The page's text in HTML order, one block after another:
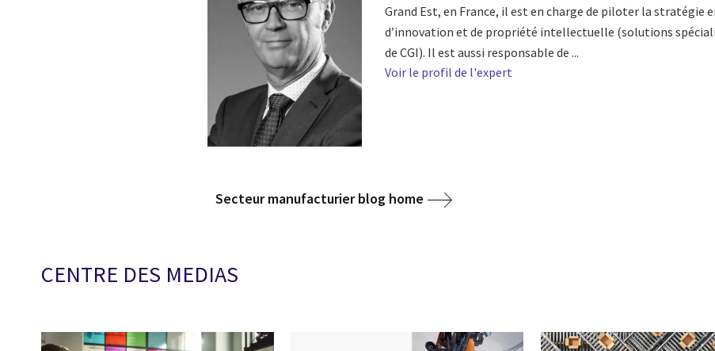
Grand Est, en France, il est en charge de piloter la stratégie
d’innovation et de propriété intellectuelle (solutions
de CGI). Il est aussi responsable de ...
Voir le profil de l'expert
Secteur manufacturier blog home
CENTRE DES MEDIAS